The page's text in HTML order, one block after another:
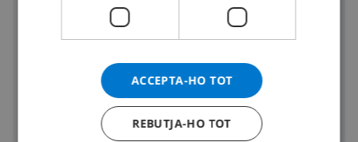
Botiga més propera:
Vida nocturna més propera:
Restaurants més propers:
ACCEPTA-HO TOT
REBUTJA-HO TOT